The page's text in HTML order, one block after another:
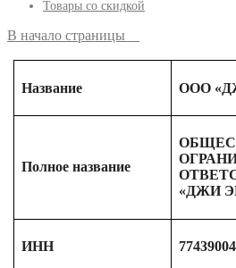
Товары со скидкой
В начало страницы
Название ООО
Полное название
«ДЖИ
ИНН